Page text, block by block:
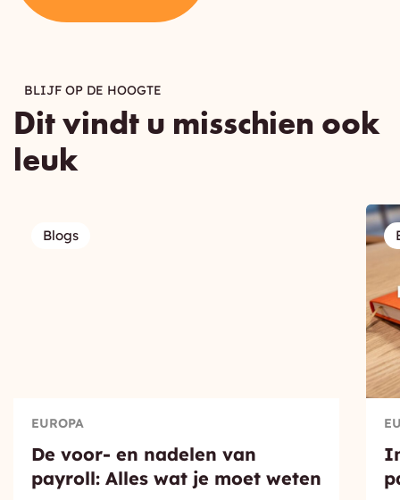
BLIJF OP DE HOOGTE
Dit vindt u misschien ook
leuk
Blogs
EUROPA
De voor- en nadelen van
payroll: Alles wat je moet weten